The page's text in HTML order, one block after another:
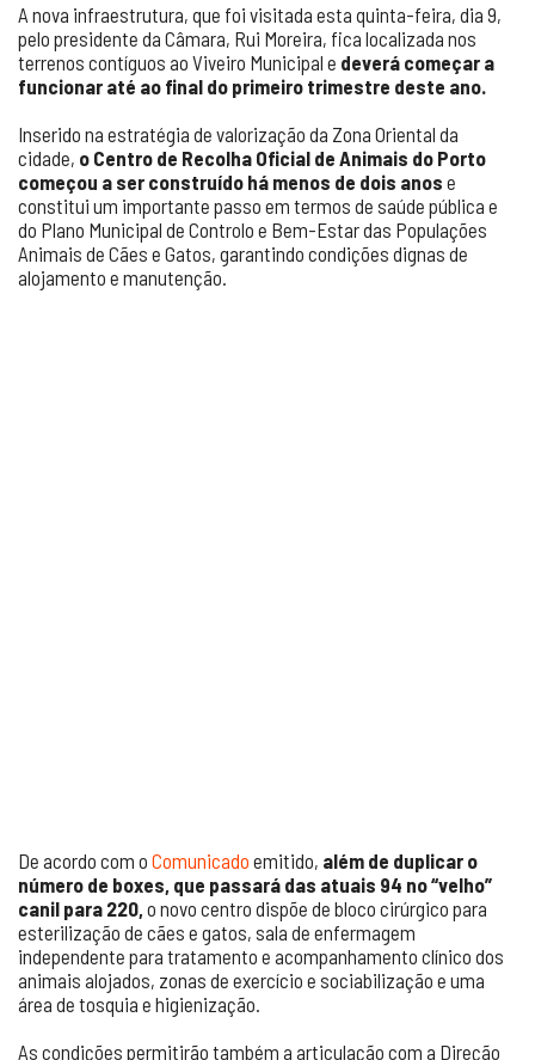
A nova infraestrutura, que foi visitada esta quinta-feira, dia 9,
pelo presidente da Câmara, Rui Moreira, fica localizada nos
terrenos contíguos ao Viveiro Municipal e deverá começar a
funcionar até ao final do primeiro trimestre deste ano.
Inserido na estratégia de valorização da Zona Oriental da
cidade, o Centro de Recolha Oficial de Animais do Porto
começou a ser construído há menos de dois anos e
constitui um importante passo em termos de saúde pública e
do Plano Municipal de Controlo e Bem-Estar das Populações
Animais de Cães e Gatos, garantindo condições dignas de
alojamento e manutenção.
De acordo com o Comunicado emitido, além de duplicar o
número de boxes, que passará das atuais 94 no “velho”
canil para 220,o novo centro dispõe de bloco cirúrgico para
esterilização de cães e gatos, sala de enfermagem
independente para tratamento e acompanhamento clínico dos
animais alojados, zonas de exercício e sociabilização e uma
área de tosquia e higienização.
As condições permitirão também a articulação com a Direção